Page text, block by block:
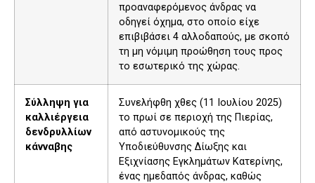
προαναφερόμενος άνδρας να
οδηγεί όχημα, στο οποίο είχε
επιβιβάσει 4 αλλοδαπούς, με σκοπό
τη μη νόμιμη προώθηση τους προς
το εσωτερικό της χώρας.
Σύλληψη για
καλλιέργεια
δενδρυλλίων
κάνναβης
Συνελήφθη χθες (11 Ιουλίου 2025)
το πρωί σε περιοχή της Πιερίας,
από αστυνομικούς της
Υποδιεύθυνσης Δίωξης και
Εξιχνίασης Εγκλημάτων Κατερίνης,
ένας ημεδαπός άνδρας, καθώς